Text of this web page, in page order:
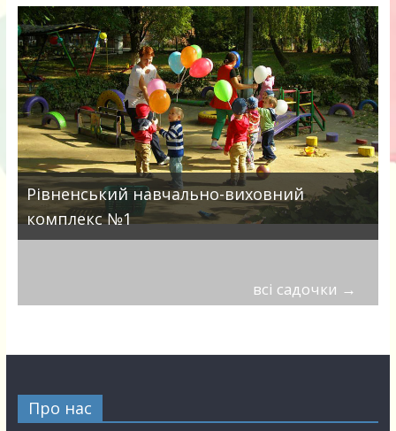
Рівненський навчально-виховний
комплекс №1
всі садочки →
Про нас